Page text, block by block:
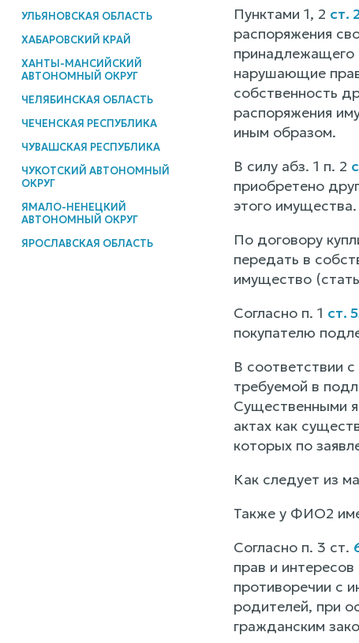
УЛЬЯНОВСКАЯ ОБЛАСТЬ
ХАБАРОВСКИЙ КРАЙ
ХАНТЫ-МАНСИЙСКИЙ
АВТОНОМНЫЙ ОКРУГ
ЧЕЛЯБИНСКАЯ ОБЛАСТЬ
ЧЕЧЕНСКАЯ РЕСПУБЛИКА
ЧУВАШСКАЯ РЕСПУБЛИКА
ЧУКОТСКИЙ АВТОНОМНЫЙ
ОКРУГ
ЯМАЛО-НЕНЕЦКИЙ
АВТОНОМНЫЙ ОКРУГ
ЯРОСЛАВСКАЯ ОБЛАСТЬ
Пунктами 1, 2 ст.
распоряжения
принадлежащего
нарушающие
собственность
распоряжения
иным образом.
В силу абз. 1 п. 2
приобретено
этого имущества.
По договору
передать в
имущество
Согласно п. 1 ст.
покупателю
В соответствии
требуемой в
Существенными
актах как
которых по
Как следует из
Также у ФИО2
Согласно п. 3 ст.
прав и
противоречии с
родителей, при
гражданским